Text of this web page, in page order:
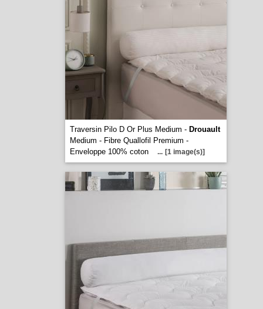
Traversin Pilo D Or Plus Medium - Drouault
Medium - Fibre Quallofil Premium -
Enveloppe 100% coton
... [1 image(s)]